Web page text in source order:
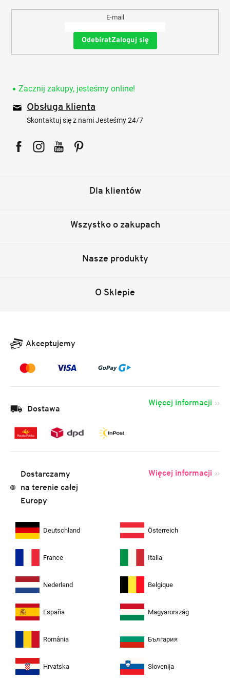
E-mail
Zaloguj się
Zacznij zakupy, jesteśmy online!
Obsługa klienta
Skontaktuj się z nami Jesteśmy 24/7
Dla klientów
Wszystko o zakupach
Nasze produkty
O Sklepie
Akceptujemy
Dostawa
Więcej informacji
Dostarczamy
na terenie całej
Europy
Więcej informacji
Deutschland Österreich
France Italia
Nederland Belgique
España Magyarország
România България
Hrvatska Slovenija